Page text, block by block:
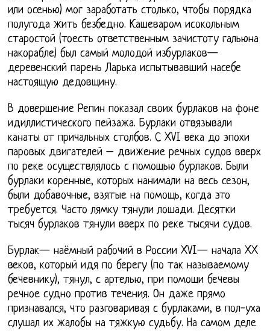
или осенью) мог заработать столько, чтобы порядка
полугода жить безбедно. Кашеваром исокольным
старостой (тоесть ответственным зачистоту гальюна
накорабле) был самый молодой избурлаков—
деревенский парень Ларька испытывавший насебе
настоящую дедовщину.
В довершение Репин показал своих бурлаков на фоне
идиллистического пейзажа. Бурлаки отвязывали
канаты от причальных столбов. С XVI века до эпохи
паровых двигателей – движение речных судов вверх
по реке осуществлялось с помощью бурлаков. Были
бурлаки коренные, которых нанимали на весь сезон,
были добавочные, взятые на помощь, когда это
требуется. Часто лямку тянули лошади. Десятки
тысяч бурлаков тянули вверх по реке тысячи судов.
Бурлак— наёмный рабочий в России XVI— начала XX
веков, который идя по берегу (по так называемому
бечевнику), тянул, с артелью, при помощи бечевы
речное судно против течения. Он даже прямо
признавался, что разговаривая с бурлаками, в пол-уха
слушал их жалобы на тяжкую судьбу. На самом деле